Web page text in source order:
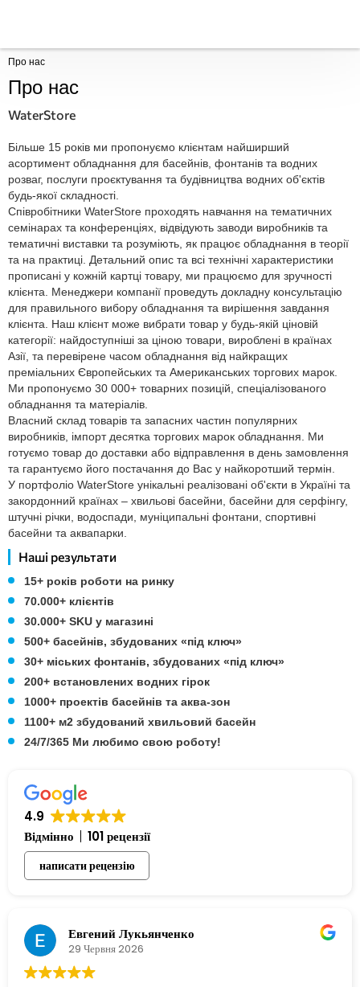
Про нас
Про нас
WaterStore
Більше 15 років ми пропонуємо клієнтам найширший
асортимент обладнання для басейнів, фонтанів та водних
розваг, послуги проєктування та будівництва водних об'єктів
будь-якої складності.
Співробітники WaterStore проходять навчання на тематичних
семінарах та конференціях, відвідують заводи виробників та
тематичні виставки та розуміють, як працює обладнання в теорії
та на практиці. Детальний опис та всі технічні характеристики
прописані у кожній картці товару, ми працюємо для зручності
клієнта. Менеджери компанії проведуть докладну консультацію
для правильного вибору обладнання та вирішення завдання
клієнта. Наш клієнт може вибрати товар у будь-якій ціновій
категорії: найдоступніші за ціною товари, вироблені в країнах
Азії, та перевірене часом обладнання від найкращих
преміальних Європейських та Американських торгових марок.
Ми пропонуємо 30 000+ товарних позицій, спеціалізованого
обладнання та матеріалів.
Власний склад товарів та запасних частин популярних
виробників, імпорт десятка торгових марок обладнання. Ми
готуємо товар до доставки або відправлення в день замовлення
та гарантуємо його постачання до Вас у найкоротший термін.
У портфоліо WaterStore унікальні реалізовані об'єкти в Україні та
закордонний країнах – хвильові басейни, басейни для серфінгу,
штучні річки, водоспади, муніципальні фонтани, спортивні
басейни та аквапарки.
Наші результати
15+ років роботи на ринку
70.000+ клієнтів
30.000+ SKU у магазині
500+ басейнів, збудованих «під ключ»
30+ міських фонтанів, збудованих «під ключ»
200+ встановлених водних гірок
1000+ проектів басейнів та аква-зон
1100+ м2 збудований хвильовий басейн
24/7/365 Ми любимо свою роботу!
4.9
Відмінно
101 рецензії
написати рецензію
Евгений Лукьянченко
29 Червня 2026